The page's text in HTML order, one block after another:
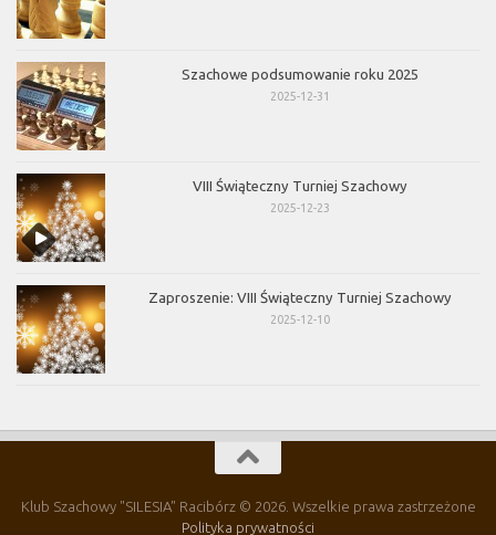
Szachowe podsumowanie roku 2025
2025-12-31
VIII Świąteczny Turniej Szachowy
2025-12-23
Zaproszenie: VIII Świąteczny Turniej Szachowy
2025-12-10
Klub Szachowy "SILESIA" Racibórz © 2026. Wszelkie prawa zastrzeżone
Polityka prywatności